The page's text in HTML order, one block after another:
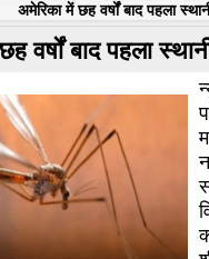
अमेरिका में छह वर्षों बाद पहला
वर्षों बाद पहला